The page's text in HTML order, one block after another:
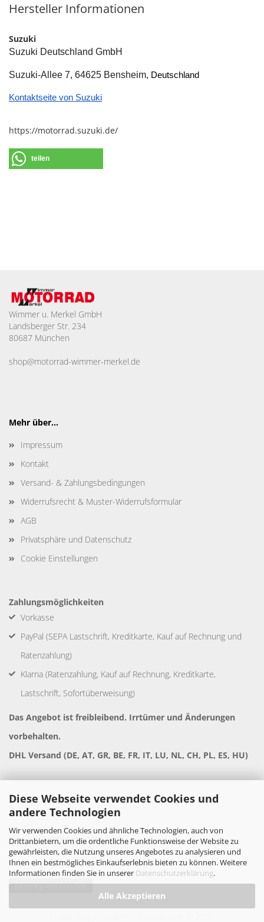
Diese Webseite verwendet Cookies und
andere Technologien
Wir verwenden Cookies und ähnliche Technologien, auch von
Drittanbietern, um die ordentliche Funktionsweise der Website zu
gewährleisten, die Nutzung unseres Angebotes zu analysieren und
Ihnen ein bestmögliches Einkaufserlebnis bieten zu können. Weitere
Informationen finden Sie in unserer Datenschutzerklärung.
Alle Akzeptieren
Hersteller Informationen
Suzuki
Suzuki Deutschland GmbH
Suzuki-Allee 7, 64625 Bensheim, Deutschland
Kontaktseite von Suzuki
https://motorrad.suzuki.de/
teilen
Wimmer u. Merkel GmbH
Landsberger Str. 234
80687 München
shop@motorrad-wimmer-merkel.de
Mehr über...
Impressum
Kontakt
Versand- & Zahlungsbedingungen
Widerrufsrecht & Muster-Widerrufsformular
AGB
Privatsphäre und Datenschutz
Cookie Einstellungen
Zahlungsmöglichkeiten
Vorkasse
PayPal (SEPA Lastschrift, Kreditkarte, Kauf auf Rechnung und
Ratenzahlung)
Klarna (Ratenzahlung, Kauf auf Rechnung, Kreditkarte,
Lastschrift, Sofortüberweisung)
Das Angebot ist freibleibend. Irrtümer und Änderungen
vorbehalten.
DHL Versand (DE, AT, GR, BE, FR, IT, LU, NL, CH, PL, ES, HU)
Vertrag widerrufen